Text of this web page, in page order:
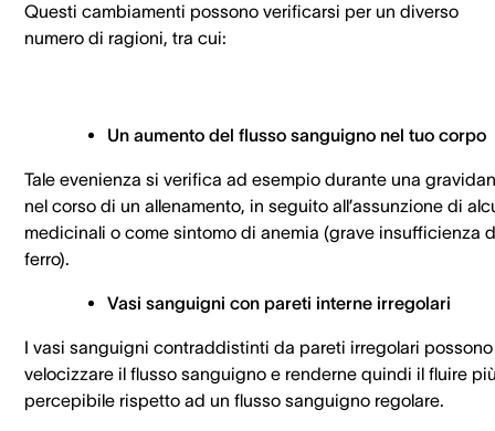
Questi cambiamenti possono verificarsi per un diverso
numero di ragioni, tra cui:
Un aumento del flusso sanguigno nel tuo corpo
Tale evenienza si verifica ad esempio durante una
nel corso di un allenamento, in seguito all’assunzione di
medicinali o come sintomo di anemia (grave insufficienza
ferro).
Vasi sanguigni con pareti interne irregolari
I vasi sanguigni contraddistinti da pareti irregolari possono
velocizzare il flusso sanguigno e renderne quindi il fluire
percepibile rispetto ad un flusso sanguigno regolare.